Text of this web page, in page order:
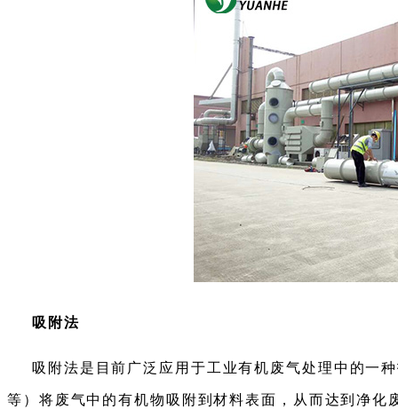
吸附法
吸附法是目前广泛应用于工业有机废气处理中的一
等）将废气中的有机物吸附到材料表面，从而达到净